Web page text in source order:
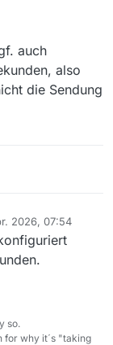
auch
also
die Sendung
2026, 07:54
so.
for why it´s "taking